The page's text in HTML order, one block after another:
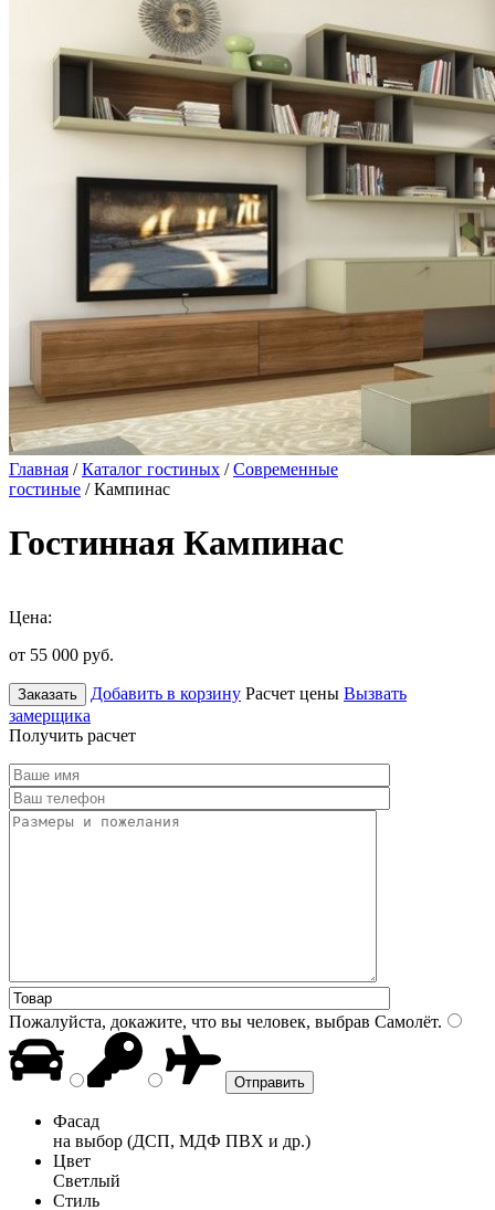
Главная /Каталог гостиных /Современные
гостиные / Кампинас
Гостинная Кампинас
Цена:
от 55 000 руб.
Заказать Добавить в корзину Расчет цены Вызвать
замерщика
Получить расчет
Пожалуйста, докажите, что вы человек, выбрав Самолёт.
Фасад
на выбор (ДСП, МДФ ПВХ и др.)
Цвет
Светлый
Стиль